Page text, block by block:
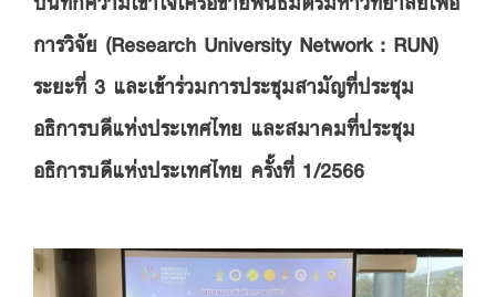
การวิจัย (Research University Network : RUN)
ระยะที่ 3 และเข้าร่วมการประชุมสามัญที่ประชุม
อธิการบดีแห่งประเทศไทย และสมาคมที่ประชุม
อธิการบดีแห่งประเทศไทย ครั้งที่ 1/2566